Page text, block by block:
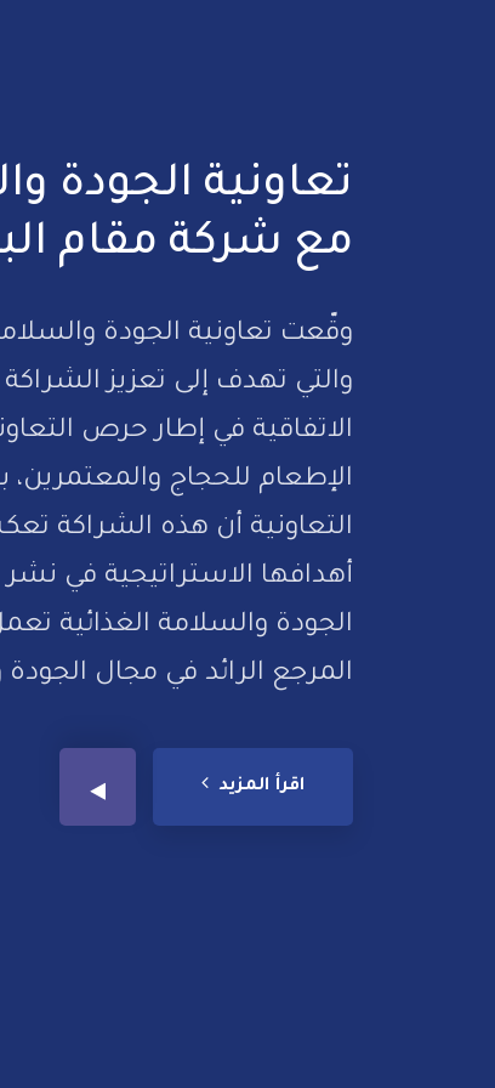
تعاونية الجودة
مع شركة مقام
والتي تهدف إلى تعزيز
الاتفاقية في إطار حرص
التعاونية أن هذه الشراكة
أهدافها الاستراتيجية في
الجودة والسلامة الغذائية
المرجع الرائد في مجال
اقرأ المزيد